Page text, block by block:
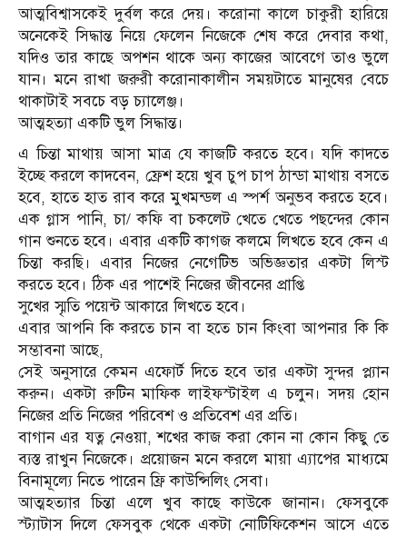
আত্মবিশ্বাসকেই দুর্বল করে দেয়। করোনা কালে চাকুরী হারিয়ে
অনেকেই সিদ্ধান্ত নিয়ে ফেলেন নিজেকে শেষ করে দেবার কথা,
যদিও তার কাছে অপশন থাকে অন্য কাজের আবেগে তাও ভুলে
যান। মনে রাখা জরুরী করোনাকালীন সময়টাতে মানুষের বেচে
থাকাটাই সবচে বড় চ্যালেঞ্জ।
আত্মহত্যা একটি ভুল সিদ্ধান্ত।
এ চিন্তা মাথায় আসা মাত্র যে কাজটি করতে হবে। যদি কাদতে
ইচ্ছে করলে কাদবেন, ফ্রেশ হয়ে খুব চুপ চাপ ঠান্ডা মাথায় বসতে
হবে, হাতে হাত রাব করে মুখমন্ডল এ স্পর্শ অনুভব করতে হবে।
এক গ্লাস পানি, চা/ কফি বা চকলেট খেতে খেতে পছন্দের কোন
গান শুনতে হবে। এবার একটি কাগজ কলমে লিখতে হবে কেন এ
চিন্তা করছি। এবার নিজের নেগেটিভ অভিজ্ঞতার একটা লিস্ট
করতে হবে। ঠিক এর পাশেই নিজের জীবনের প্রাপ্তি
সুখের স্মৃতি পয়েন্ট আকারে লিখতে হবে।
এবার আপনি কি করতে চান বা হতে চান কিংবা আপনার কি কি
সম্ভাবনা আছে,
সেই অনুসারে কেমন এফোর্ট দিতে হবে তার একটা সুন্দর প্ল্যান
করুন। একটা রুটিন মাফিক লাইফস্টাইল এ চলুন। সদয় হোন
নিজের প্রতি নিজের পরিবেশ ও প্রতিবেশ এর প্রতি।
বাগান এর যত্ন নেওয়া, শখের কাজ করা কোন না কোন কিছু তে
ব্যস্ত রাখুন নিজেকে। প্রয়োজন মনে করলে মায়া এ্যাপের মাধ্যমে
বিনামূল্যে নিতে পারেন ফ্রি কাউন্সিলিং সেবা।
আত্মহত্যার চিন্তা এলে খুব কাছে কাউকে জানান। ফেসবুকে
স্ট্যাটাস দিলে ফেসবুক থেকে একটা নোটিফিকেশন আসে এতে